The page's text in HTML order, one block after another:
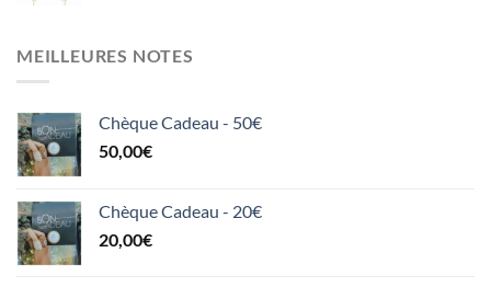
MEILLEURES NOTES
Chèque Cadeau - 50€
50,00€
Chèque Cadeau - 20€
20,00€